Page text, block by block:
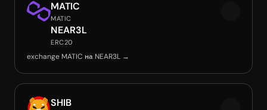
MATIC
MATIC
NEAR3L
ERC20
exchange MATIC на NEAR3L →
SHIB